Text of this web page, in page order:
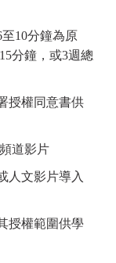
至10分鐘為原
15分鐘，或3週總
授權同意書供
道影片
人文影片導入
授權範圍供學